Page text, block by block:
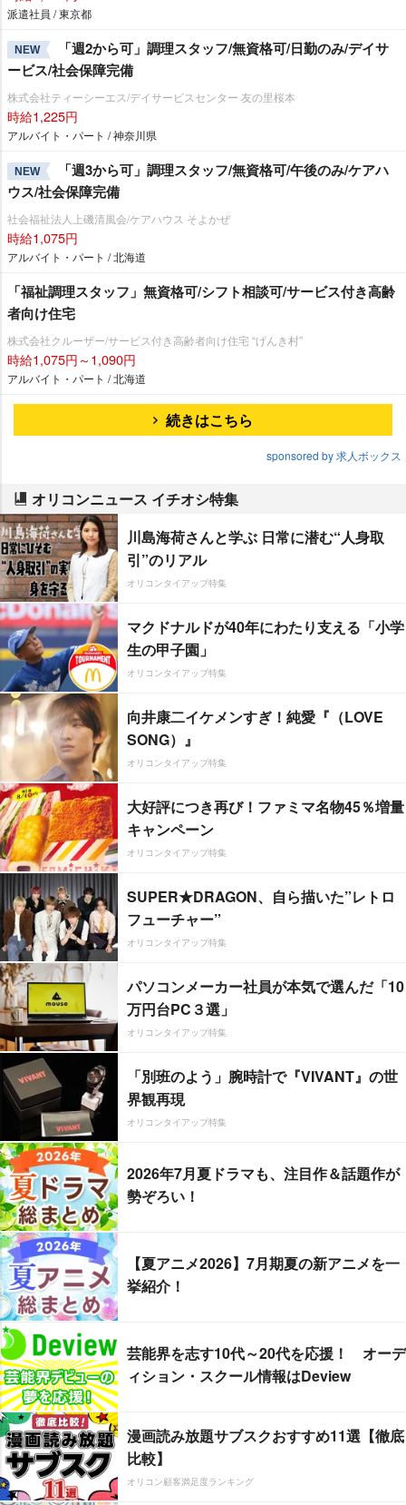
派遣社員 / 東京都
NEW
「週2から可」調理スタッフ/無資格可/日勤のみ/デイサ
ービス/社会保障完備
株式会社ティーシーエス/デイサービスセンター 友の里桜本
時給1,225円
アルバイト・パート / 神奈川県
NEW
「週3から可」調理スタッフ/無資格可/午後のみ/ケアハ
ウス/社会保障完備
社会福祉法人上磯清風会/ケアハウス そよかぜ
時給1,075円
アルバイト・パート / 北海道
「福祉調理スタッフ」無資格可/シフト相談可/サービス付き高齢
者向け住宅
株式会社クルーザー/サービス付き高齢者向け住宅 “げんき村”
時給1,075円～1,090円
アルバイト・パート / 北海道
続きはこちら
sponsored by 求人ボックス
オリコンニュース イチオシ特集
川島海荷さんと学ぶ 日常に潜む“人身取
引”のリアル
オリコンタイアップ特集
マクドナルドが40年にわたり支える「小学
生の甲子園」
オリコンタイアップ特集
向井康二イケメンすぎ！純愛『（LOVE
SONG）』
オリコンタイアップ特集
大好評につき再び！ファミマ名物45％増量
キャンペーン
オリコンタイアップ特集
SUPER★DRAGON、自ら描いた”レトロ
フューチャー”
オリコンタイアップ特集
パソコンメーカー社員が本気で選んだ「10
万円台PC３選」
オリコンタイアップ特集
「別班のよう」腕時計で『VIVANT』の世
界観再現
オリコンタイアップ特集
2026年7月夏ドラマも、注目作＆話題作が
勢ぞろい！
【夏アニメ2026】7月期夏の新アニメを一
挙紹介！
芸能界を志す10代～20代を応援！ オーデ
ィション・スクール情報はDeview
漫画読み放題サブスクおすすめ11選【徹底
比較】
オリコン顧客満足度ランキング